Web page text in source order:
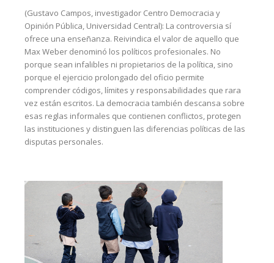
(Gustavo Campos, investigador Centro Democracia y
Opinión Pública, Universidad Central): La controversia sí
ofrece una enseñanza. Reivindica el valor de aquello que
Max Weber denominó los políticos profesionales. No
porque sean infalibles ni propietarios de la política, sino
porque el ejercicio prolongado del oficio permite
comprender códigos, límites y responsabilidades que rara
vez están escritos. La democracia también descansa sobre
esas reglas informales que contienen conflictos, protegen
las instituciones y distinguen las diferencias políticas de las
disputas personales.